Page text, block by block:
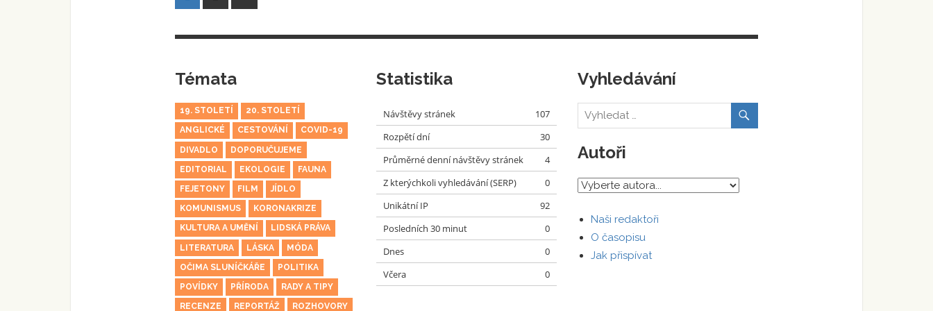
příspěvky
Témata
19. STOLETÍ 20. STOLETÍ
ANGLICKÉ CESTOVÁNÍ COVID-19
DIVADLO DOPORUČUJEME
EDITORIAL EKOLOGIE FAUNA
FEJETONY FILM JÍDLO
KOMUNISMUS KORONAKRIZE
KULTURA A UMĚNÍ LIDSKÁ PRÁVA
LITERATURA LÁSKA MÓDA
OČIMA SLUNÍČKÁŘE POLITIKA
POVÍDKY PŘÍRODA RADY A TIPY
RECENZE REPORTÁŽ ROZHOVORY
Statistika
Návštěvy stránek
107
Rozpětí dní
30
Průměrné denní návštěvy stránek
4
Z kterýchkoli vyhledávání (SERP)
0
Unikátní IP
92
Posledních 30 minut
0
Dnes
0
Včera
0
Vyhledávání
Autoři
Naši redaktoři
O časopisu
Jak přispívat